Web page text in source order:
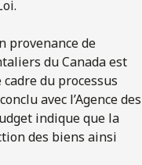
provenance de
du Canada est
du processus
avec l’Agence des
indique que la
des biens ainsi